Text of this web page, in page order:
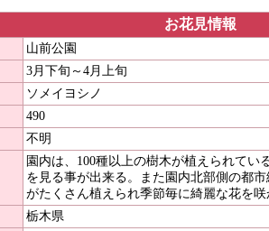
お花見情報
山前公園
3月下旬～4月上旬
ソメイヨシノ
490
不明
園内は、100種以上の樹木が植えられて
を見る事が出来る。また園内北部側の都
がたくさん植えられ季節毎に綺麗な花を咲
栃木県